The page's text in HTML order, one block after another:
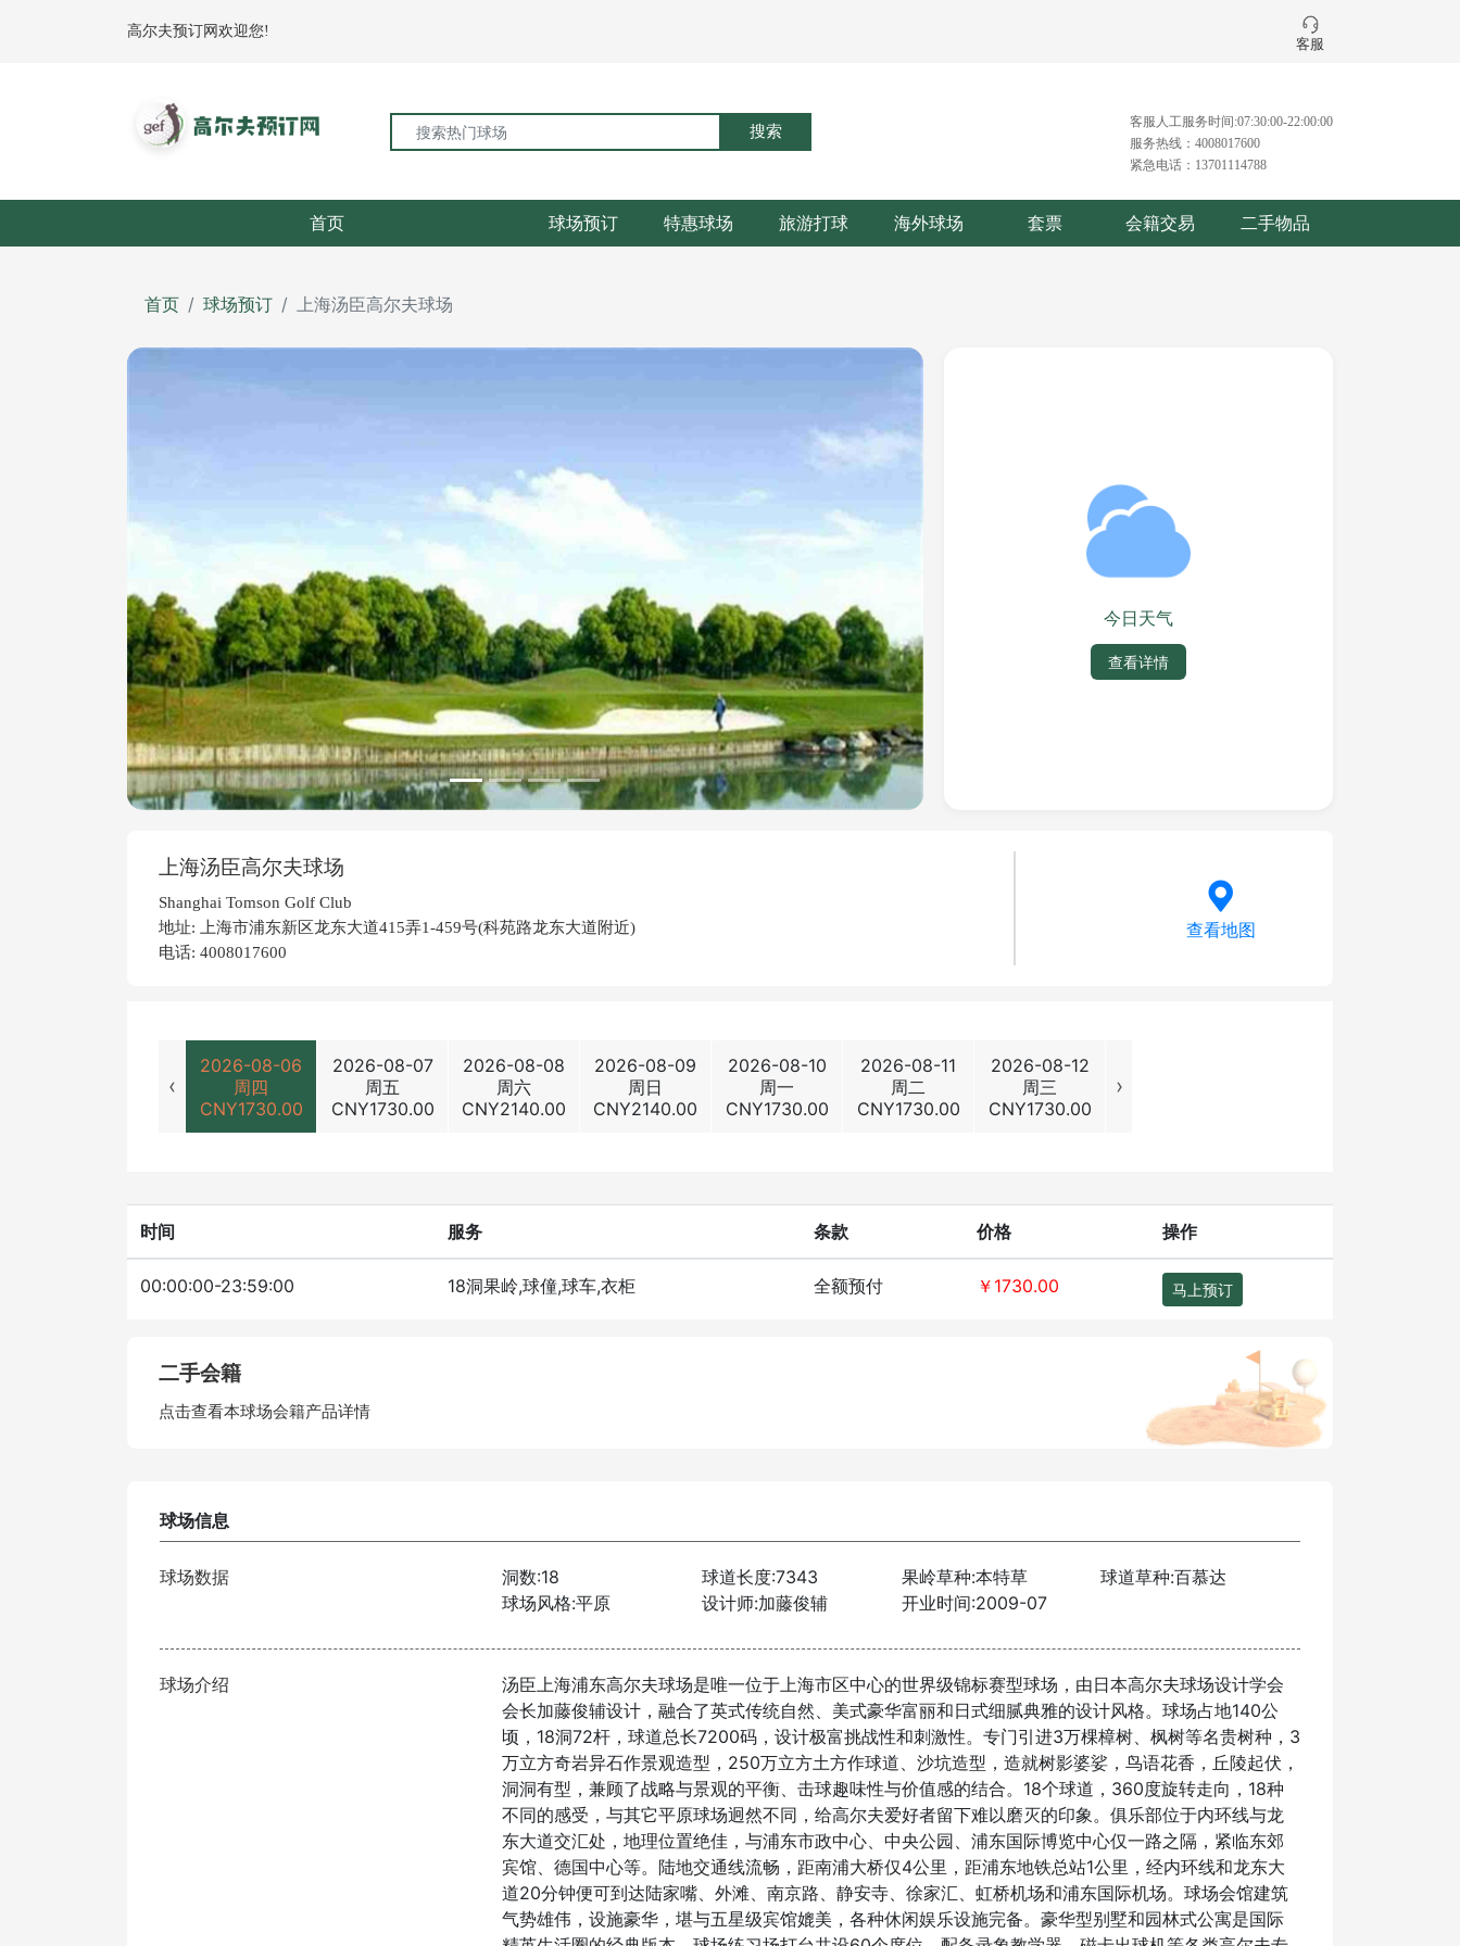
高尔夫预订网欢迎您!
客服
搜索
客服人工服务时间:07:30:00-22:00:00
服务热线：4008017600
紧急电话：13701114788
首页 球场预订 特惠球场 旅游打球 海外球场 套票 会籍交易 二手物品
首页 球场预订 上海汤臣高尔夫球场
Previous
今日天气
查看详情
上海汤臣高尔夫球场
Shanghai Tomson Golf Club
地址: 上海市浦东新区龙东大道415弄1-459号(科苑路龙东大道附近)
电话: 4008017600
查看地图
‹
2026-08-06
周四
CNY1730.00
2026-08-07
周五
CNY1730.00
2026-08-08
周六
CNY2140.00
2026-08-09
周日
CNY2140.00
2026-08-10
周一
CNY1730.00
2026-08-11
周二
CNY1730.00
2026-08-12
周三
CNY1730.00
›
时间 服务 条款 价格 操作
00:00:00-23:59:00 18洞果岭,球僮,球车,衣柜 全额预付 ￥1730.00 马上预订
二手会籍
点击查看本球场会籍产品详情
球场信息
球场数据 洞数:18 球道长度:7343 果岭草种:本特草
球道草种:百慕达
球场风格:平原
设计师:加藤俊辅 开业时间:2009-07
球场介绍
汤臣上海浦东高尔夫球场是唯一位于上海市区中心的世界级锦标赛型球场，由日本高尔夫球场设计学会
会长加藤俊辅设计，融合了英式传统自然、美式豪华富丽和日式细腻典雅的设计风格。球场占地140公
顷，18洞72杆，球道总长7200码，设计极富挑战性和刺激性。专门引进3万棵樟树、枫树等名贵树种，3
万立方奇岩异石作景观造型，250万立方土方作球道、沙坑造型，造就树影婆娑，鸟语花香，丘陵起伏，
洞洞有型，兼顾了战略与景观的平衡、击球趣味性与价值感的结合。18个球道，360度旋转走向，18种
不同的感受，与其它平原球场迥然不同，给高尔夫爱好者留下难以磨灭的印象。俱乐部位于内环线与龙
东大道交汇处，地理位置绝佳，与浦东市政中心、中央公园、浦东国际博览中心仅一路之隔，紧临东郊
宾馆、德国中心等。陆地交通线流畅，距南浦大桥仅4公里，距浦东地铁总站1公里，经内环线和龙东大
道20分钟便可到达陆家嘴、外滩、南京路、静安寺、徐家汇、虹桥机场和浦东国际机场。球场会馆建筑
气势雄伟，设施豪华，堪与五星级宾馆媲美，各种休闲娱乐设施完备。豪华型别墅和园林式公寓是国际